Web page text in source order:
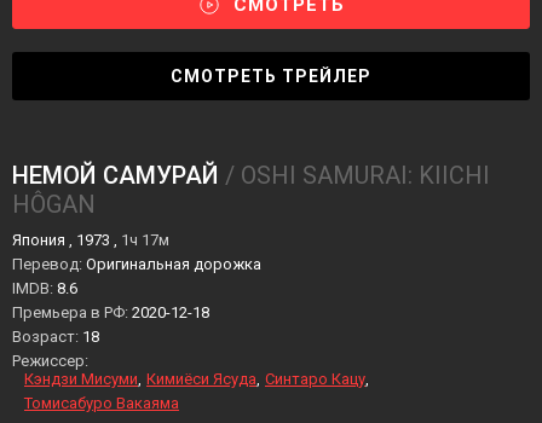
СМОТРЕТЬ
СМОТРЕТЬ ТРЕЙЛЕР
НЕМОЙ САМУРАЙ / OSHI SAMURAI: KIICHI
HÔGAN
Япония , 1973 , 1ч 17м
Перевод: Оригинальная дорожка
IMDB: 8.6
Премьера в РФ: 2020-12-18
Возраст: 18
Режиссер:
Кэндзи Мисуми Кимиёси Ясуда Синтаро Кацу
Томисабуро Вакаяма